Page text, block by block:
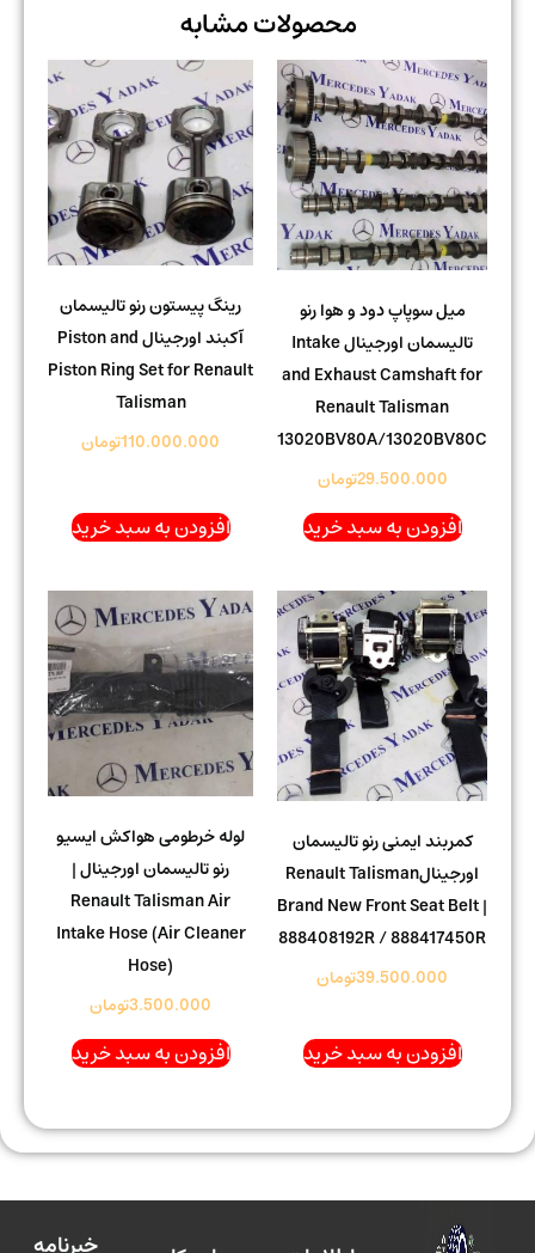
محصولات مشابه
میل سوپاپ دود و هوا رنو
تالیسمان اورجینال Intake
and Exhaust Camshaft for
Renault Talisman
13020BV80A/13020BV80C
29.500.000تومان
افزودن به سبد خرید
رینگ پیستون رنو تالیسمان
آکبند اورجینال Piston and
Piston Ring Set for Renault
Talisman
110.000.000تومان
افزودن به سبد خرید
کمربند ایمنی رنو تالیسمان
اورجینالRenault Talisman
Brand New Front Seat Belt |
888408192R / 888417450R
39.500.000تومان
افزودن به سبد خرید
لوله خرطومی هواکش ایسیو
رنو تالیسمان اورجینال |
Renault Talisman Air
Intake Hose (Air Cleaner
Hose)
3.500.000تومان
افزودن به سبد خرید